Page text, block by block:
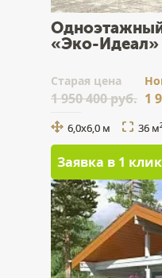
«Эко-Идеал»
Cтарая цена
1 950 400 руб. 1
6,0х6,0 м 36 м2
Заявка в 1 клик